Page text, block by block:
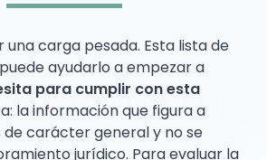
una carga pesada. Esta lista de
ayudarlo a empezar a
para cumplir con esta
la información que figura a
carácter general y no se
jurídico. Para evaluar la